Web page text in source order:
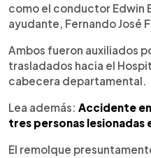
como el conductor Edwin
ayudante, Fernando José
Ambos fueron auxiliados
trasladados hacia el
cabecera departamental.
Lea además: Accidente
tres personas lesionadas
El remolque